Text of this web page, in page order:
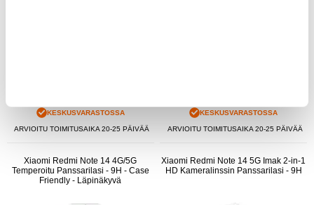
KESKUSVARASTOSSA
ARVIOITU TOIMITUSAIKA 20-25 PÄIVÄÄ
KESKUSVARASTOSSA
ARVIOITU TOIMITUSAIKA 20-25 PÄIVÄÄ
Xiaomi Redmi Note 14 4G/5G
Temperoitu Panssarilasi - 9H - Case
Friendly - Läpinäkyvä
Xiaomi Redmi Note 14 5G Imak 2-in-1
HD Kameralinssin Panssarilasi - 9H